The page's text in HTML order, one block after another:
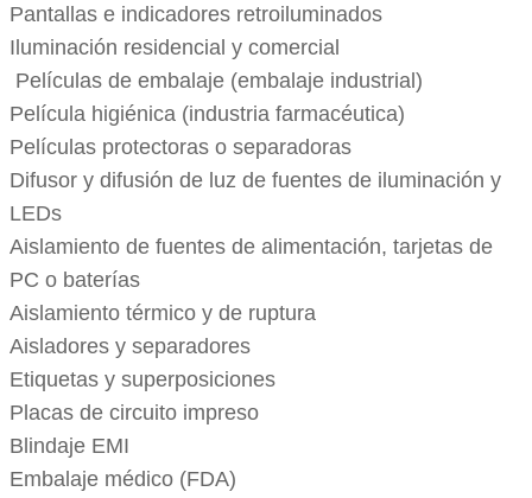
Pantallas e indicadores retroiluminados
Iluminación residencial y comercial
Películas de embalaje (embalaje industrial)
Película higiénica (industria farmacéutica)
Películas protectoras o separadoras
Difusor y difusión de luz de fuentes de iluminación y
LEDs
Aislamiento de fuentes de alimentación, tarjetas de
PC o baterías
Aislamiento térmico y de ruptura
Aisladores y separadores
Etiquetas y superposiciones
Placas de circuito impreso
Blindaje EMI
Embalaje médico (FDA)